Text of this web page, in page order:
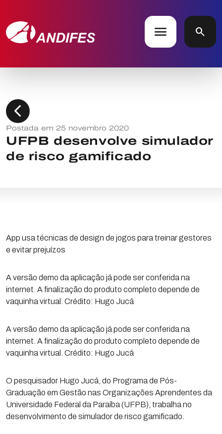
menu search
chevron_left
Postada em 25 novembro 2020
UFPB desenvolve simulador
de risco gamificado
App usa técnicas de design de jogos para treinar gestores
e evitar prejuízos
A versão demo da aplicação já pode ser conferida na
internet. A finalização do produto completo depende de
vaquinha virtual. Crédito: Hugo Jucá
A versão demo da aplicação já pode ser conferida na
internet. A finalização do produto completo depende de
vaquinha virtual. Crédito: Hugo Jucá
O pesquisador Hugo Jucá, do Programa de Pós-
Graduação em Gestão nas Organizações Aprendentes da
Universidade Federal da Paraíba (UFPB), trabalha no
desenvolvimento de simulador de risco gamificado.